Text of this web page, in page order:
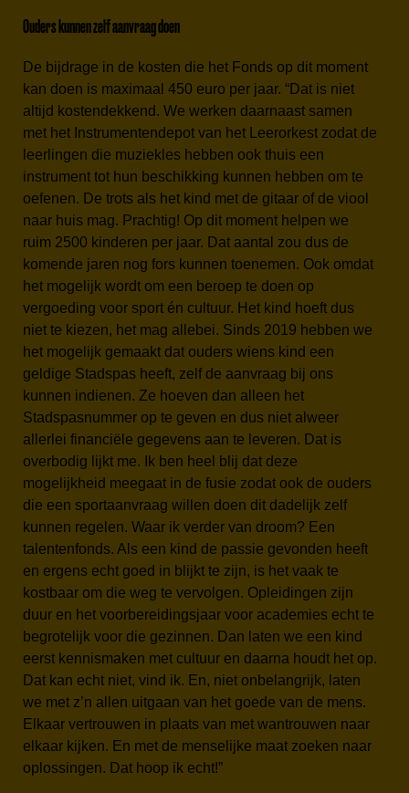
Ouders kunnen zelf aanvraag doen
De bijdrage in de kosten die het Fonds op dit moment
kan doen is maximaal 450 euro per jaar. “Dat is niet
altijd kostendekkend. We werken daarnaast samen
met het Instrumentendepot van het Leerorkest zodat de
leerlingen die muziekles hebben ook thuis een
instrument tot hun beschikking kunnen hebben om te
oefenen. De trots als het kind met de gitaar of de viool
naar huis mag. Prachtig! Op dit moment helpen we
ruim 2500 kinderen per jaar. Dat aantal zou dus de
komende jaren nog fors kunnen toenemen. Ook omdat
het mogelijk wordt om een beroep te doen op
vergoeding voor sport én cultuur. Het kind hoeft dus
niet te kiezen, het mag allebei. Sinds 2019 hebben we
het mogelijk gemaakt dat ouders wiens kind een
geldige Stadspas heeft, zelf de aanvraag bij ons
kunnen indienen. Ze hoeven dan alleen het
Stadspasnummer op te geven en dus niet alweer
allerlei financiële gegevens aan te leveren. Dat is
overbodig lijkt me. Ik ben heel blij dat deze
mogelijkheid meegaat in de fusie zodat ook de ouders
die een sportaanvraag willen doen dit dadelijk zelf
kunnen regelen. Waar ik verder van droom? Een
talentenfonds. Als een kind de passie gevonden heeft
en ergens echt goed in blijkt te zijn, is het vaak te
kostbaar om die weg te vervolgen. Opleidingen zijn
duur en het voorbereidingsjaar voor academies echt te
begrotelijk voor die gezinnen. Dan laten we een kind
eerst kennismaken met cultuur en daarna houdt het op.
Dat kan echt niet, vind ik. En, niet onbelangrijk, laten
we met z’n allen uitgaan van het goede van de mens.
Elkaar vertrouwen in plaats van met wantrouwen naar
elkaar kijken. En met de menselijke maat zoeken naar
oplossingen. Dat hoop ik echt!”